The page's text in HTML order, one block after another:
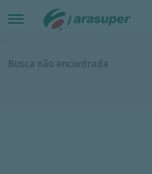
Busca não encontrada